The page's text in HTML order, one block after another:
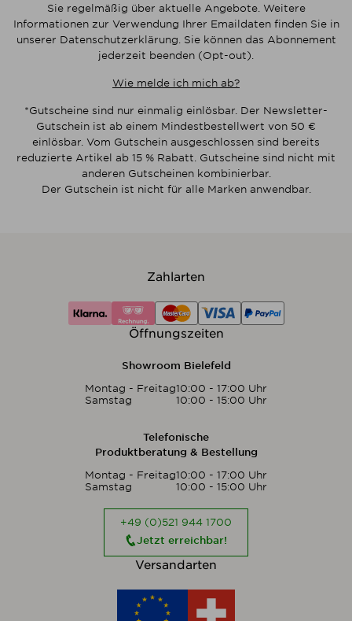
Sie regelmäßig über aktuelle Angebote. Weitere
Informationen zur Verwendung Ihrer Emaildaten finden Sie in
unserer Datenschutzerklärung. Sie können das Abonnement
jederzeit beenden (Opt-out).
Wie melde ich mich ab?
*Gutscheine sind nur einmalig einlösbar. Der Newsletter-
Gutschein ist ab einem Mindestbestellwert von 50 €
einlösbar. Vom Gutschein ausgeschlossen sind bereits
reduzierte Artikel ab 15 % Rabatt. Gutscheine sind nicht mit
anderen Gutscheinen kombinierbar.
Der Gutschein ist nicht für alle Marken anwendbar.
Zahlarten
Öffnungszeiten
Showroom Bielefeld
Montag - Freitag10:00 - 17:00 Uhr
Samstag
10:00 - 15:00 Uhr
Telefonische
Produktberatung & Bestellung
Montag - Freitag10:00 - 17:00 Uhr
Samstag
10:00 - 15:00 Uhr
+49 (0)521 944 1700
Jetzt erreichbar!
Versandarten